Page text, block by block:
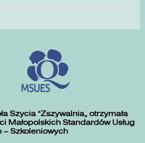
Szycia „Zszywalnia” otrzymała
Małopolskich Standardów Usług
– Szkoleniowych